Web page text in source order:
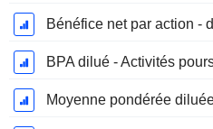
Bénéfice net par action -
BPA dilué - Activités